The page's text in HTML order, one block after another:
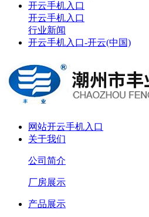
开云手机入口
开云手机入口
行业新闻
开云手机入口-开云(中国)
网站开云手机入口
关于我们
公司简介
厂房展示
产品展示